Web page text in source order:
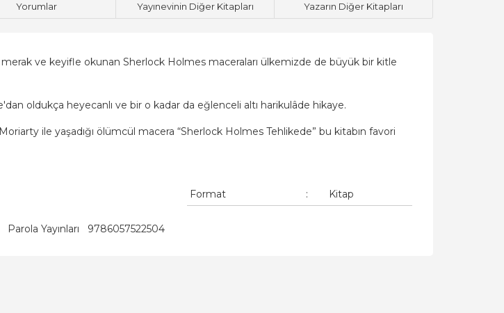
Yorumlar Yayınevinin Diğer Kitapları Yazarın Diğer Kitapları
ve keyifle okunan Sherlock Holmes maceraları ülkemizde de büyük bir kitle
oldukça heyecanlı ve bir o kadar da eğlenceli altı harikulâde hikaye.
ile yaşadığı ölümcül macera “Sherlock Holmes Tehlikede” bu kitabın favori
Format
: Kitap
Parola Yayınları 9786057522504